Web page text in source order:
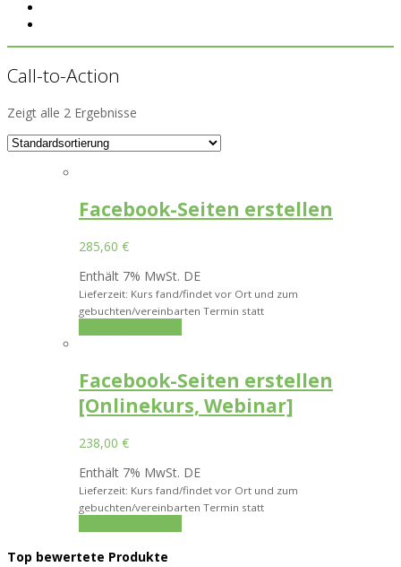
Call-to-Action
Zeigt alle 2 Ergebnisse
Facebook-Seiten erstellen
285,60 €
Enthält 7% MwSt. DE
Lieferzeit: Kurs fand/findet vor Ort und zum
gebuchten/vereinbarten Termin statt
Facebook-Seiten erstellen
[Onlinekurs, Webinar]
238,00 €
Enthält 7% MwSt. DE
Lieferzeit: Kurs fand/findet vor Ort und zum
gebuchten/vereinbarten Termin statt
Top bewertete Produkte